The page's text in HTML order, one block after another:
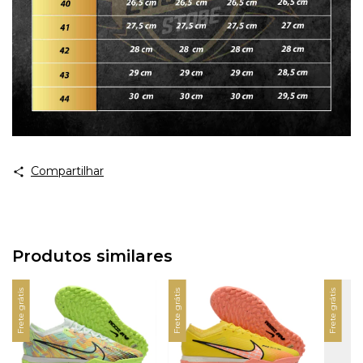
Compartilhar
Produtos similares
Frete grátis Frete grátis Frete grátis